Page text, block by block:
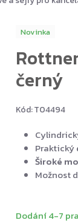
Novinka
černý
Kód:T04494
Dodání 4-7
Praktický
Široké
Možnost